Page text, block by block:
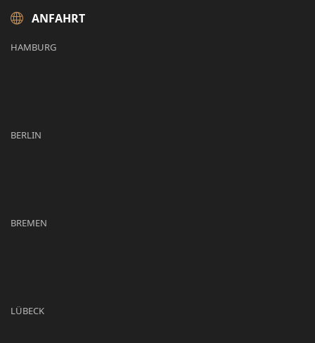
ANFAHRT
HAMBURG
BERLIN
BREMEN
LÜBECK